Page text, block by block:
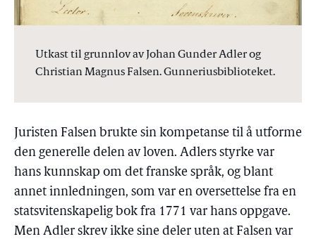
Utkast til grunnlov av Johan Gunder Adler og
Christian Magnus Falsen. Gunneriusbiblioteket.
Juristen Falsen brukte sin kompetanse til å utforme
den generelle delen av loven. Adlers styrke var
hans kunnskap om det franske språk, og blant
annet innledningen, som var en oversettelse fra en
statsvitenskapelig bok fra 1771 var hans oppgave.
Men Adler skrev ikke sine deler uten at Falsen var